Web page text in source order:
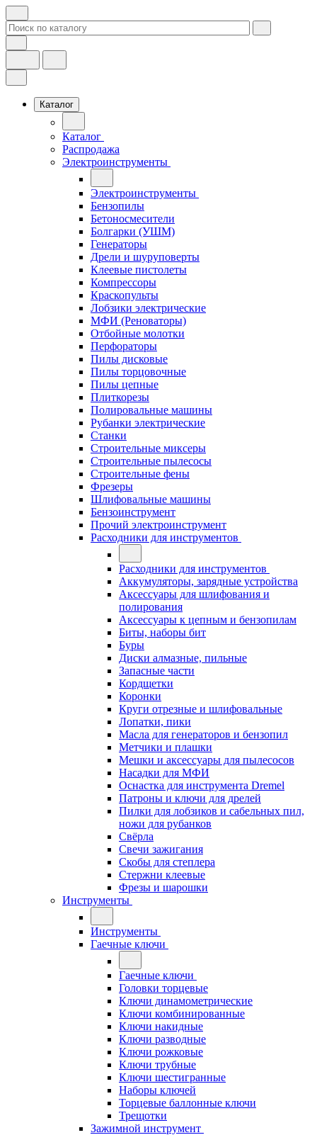
Каталог
Каталог
Распродажа
Электроинструменты
Электроинструменты
Бензопилы
Бетоносмесители
Болгарки (УШМ)
Генераторы
Дрели и шуруповерты
Клеевые пистолеты
Компрессоры
Краскопульты
Лобзики электрические
МФИ (Реноваторы)
Отбойные молотки
Перфораторы
Пилы дисковые
Пилы торцовочные
Пилы цепные
Плиткорезы
Полировальные машины
Рубанки электрические
Станки
Строительные миксеры
Строительные пылесосы
Строительные фены
Фрезеры
Шлифовальные машины
Бензоинструмент
Прочий электроинструмент
Расходники для инструментов
Расходники для инструментов
Аккумуляторы, зарядные устройства
Аксессуары для шлифования и
полирования
Аксессуары к цепным и бензопилам
Биты, наборы бит
Буры
Диски алмазные, пильные
Запасные части
Кордщетки
Коронки
Круги отрезные и шлифовальные
Лопатки, пики
Масла для генераторов и бензопил
Метчики и плашки
Мешки и аксессуары для пылесосов
Насадки для МФИ
Оснастка для инструмента Dremel
Патроны и ключи для дрелей
Пилки для лобзиков и сабельных пил,
ножи для рубанков
Свёрла
Свечи зажигания
Скобы для степлера
Стержни клеевые
Фрезы и шарошки
Инструменты
Инструменты
Гаечные ключи
Гаечные ключи
Головки торцевые
Ключи динамометрические
Ключи комбинированные
Ключи накидные
Ключи разводные
Ключи рожковые
Ключи трубные
Ключи шестигранные
Наборы ключей
Торцевые баллонные ключи
Трещотки
Зажимной инструмент